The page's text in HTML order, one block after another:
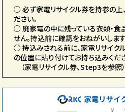
○ 必ず家電リサイクル券を持参の上
ださい。
○ 廃家電の中に残っている衣類・
せん。持込前に確認をおねがいします
○ 持込みされる前に、家電リサイク
の位置に貼り付けてお持ち込みくだ
（家電リサイクル券、Step3を参照）